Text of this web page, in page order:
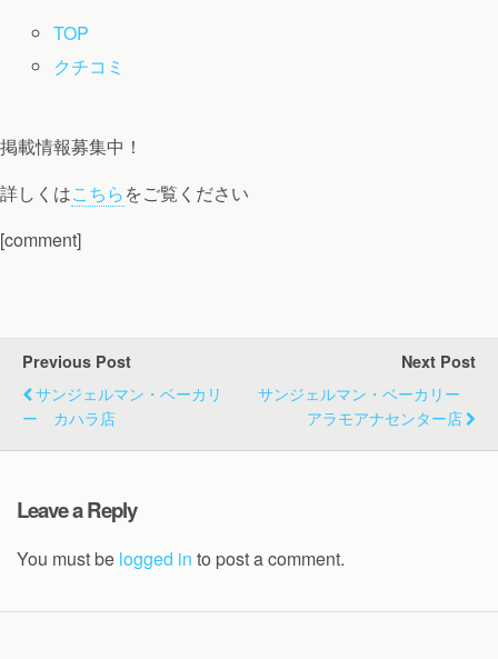
TOP
クチコミ
掲載情報募集中！
詳しくはこちらをご覧ください
[comment]
Previous Post
サンジェルマン・ベーカリ
ー カハラ店
Next Post
サンジェルマン・ベーカリー
アラモアナセンター店
Leave a Reply
You must be logged in to post a comment.